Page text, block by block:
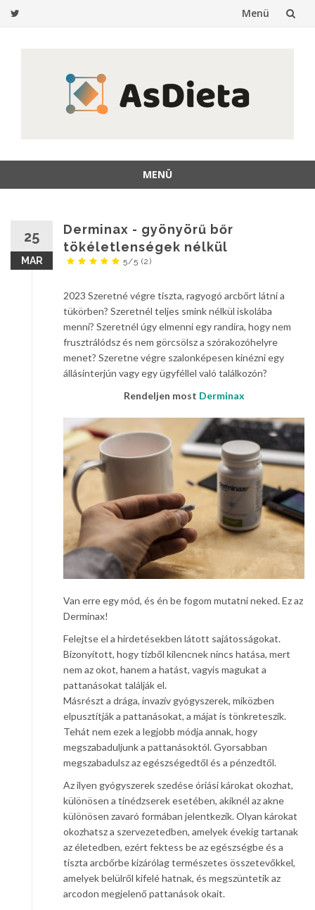
Menü
MENÜ
25
MAR
Derminax - gyönyörű bőr
tökéletlenségek nélkül
5/5 (2)
2023 Szeretné végre tiszta, ragyogó arcbőrt látni a
tükörben? Szeretnél teljes smink nélkül iskolába
menni? Szeretnél úgy elmenni egy randira, hogy nem
frusztrálódsz és nem görcsölsz a szórakozóhelyre
menet? Szeretne végre szalonképesen kinézni egy
állásinterjún vagy egy ügyféllel való találkozón?
Rendeljen most Derminax
Van erre egy mód, és én be fogom mutatni neked. Ez az
Derminax!
Felejtse el a hirdetésekben látott sajátosságokat.
Bizonyított, hogy tízből kilencnek nincs hatása, mert
nem az okot, hanem a hatást, vagyis magukat a
pattanásokat találják el.
Másrészt a drága, invazív gyógyszerek, miközben
elpusztítják a pattanásokat, a májat is tönkreteszik.
Tehát nem ezek a legjobb módja annak, hogy
megszabaduljunk a pattanásoktól. Gyorsabban
megszabadulsz az egészségedtől és a pénzedtől.
Az ilyen gyógyszerek szedése óriási károkat okozhat,
különösen a tinédzserek esetében, akiknél az akne
különösen zavaró formában jelentkezik. Olyan károkat
okozhatsz a szervezetedben, amelyek évekig tartanak
az életedben, ezért fektess be az egészségbe és a
tiszta arcbőrbe kizárólag természetes összetevőkkel,
amelyek belülről kifelé hatnak, és megszüntetik az
arcodon megjelenő pattanások okait.